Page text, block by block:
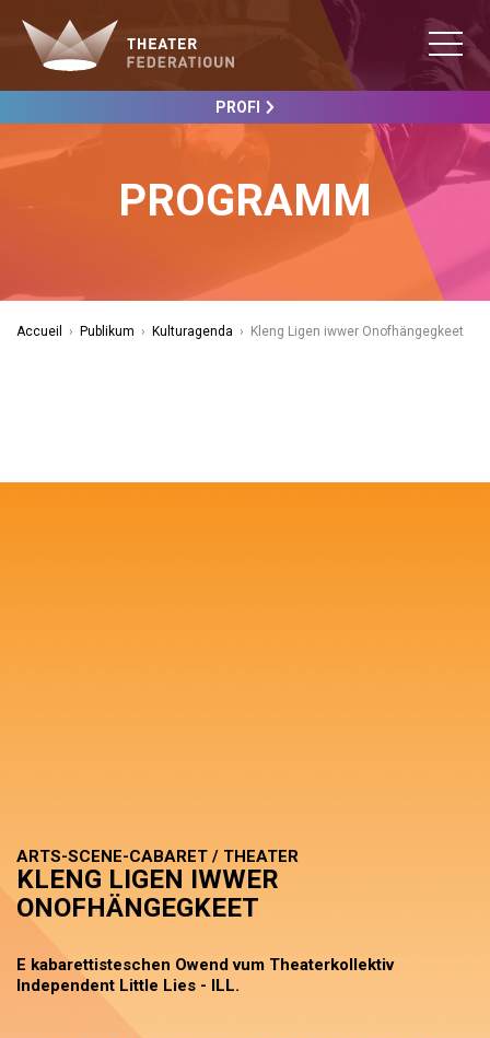
PROFI
PROGRAMM
Accueil › Publikum › Kulturagenda › Kleng Ligen iwwer Onofhängegkeet
ARTS-SCENE-CABARET / THEATER
KLENG LIGEN IWWER
ONOFHÄNGEGKEET
E kabarettisteschen Owend vum Theaterkollektiv
Independent Little Lies - ILL.